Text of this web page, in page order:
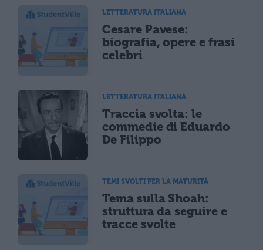
LETTERATURA ITALIANA
Cesare Pavese:
biografia, opere e frasi
celebri
LETTERATURA ITALIANA
Traccia svolta: le
commedie di Eduardo
De Filippo
TEMI SVOLTI PER LA MATURITÀ
Tema sulla Shoah:
struttura da seguire e
tracce svolte